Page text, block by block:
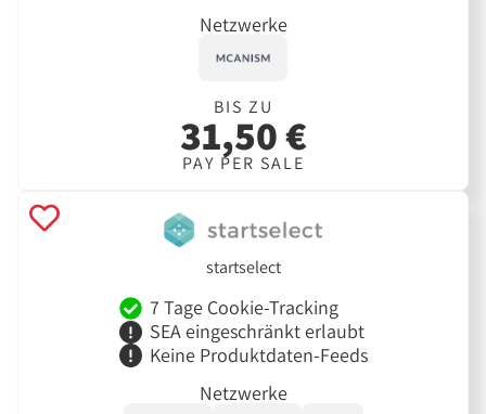
Netzwerke
BIS ZU
31,50 €
PAY PER SALE
startselect
7 Tage Cookie-Tracking
SEA eingeschränkt erlaubt
Keine Produktdaten-Feeds
Netzwerke